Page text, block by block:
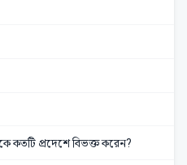
কতটি প্রদেশে বিভক্ত করেন?